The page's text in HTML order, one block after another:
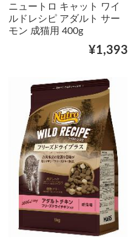
ニュートロ キャット ワイ
ルドレシピ アダルト サー
モン 成猫用 400g
¥1,393